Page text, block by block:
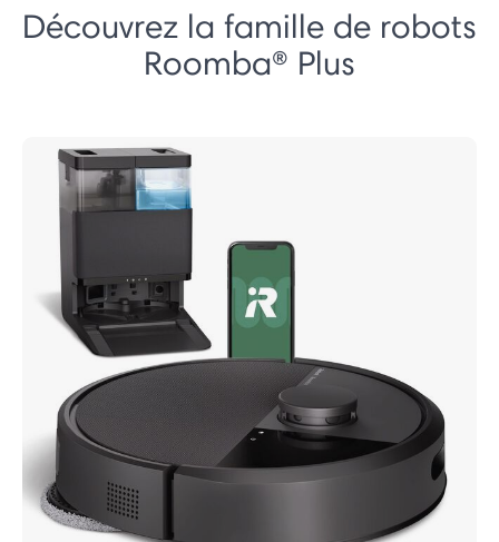
Découvrez la famille de robots
Roomba® Plus